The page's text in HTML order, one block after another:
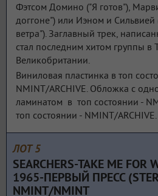
Фэтсом Домино ("Я готов"),
доггоне") или Иэном и
ветра"). Заглавный трек,
стал последним хитом группы в
Великобритании.
Виниловая пластинка в топ
NMINT/ARCHIVE. Обложка с
ламинатом в топ состоянии -
топ состоянии - NMINT/ARCHIVE.
ЛОТ 5
SEARCHERS-TAKE ME FOR
1965-ПЕРВЫЙ ПРЕСС
NMINT/NMINT